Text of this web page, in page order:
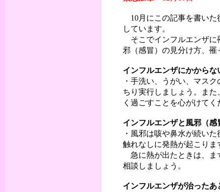
10月にこの記事を書いた
しています。
そこでインフルエンザに
邪（感冒）の見分け方、
インフルエンザにかからな
・手洗い、うがい、マス
ちり実行しましょう。ま
く過ごすことを心がけてく
インフルエンザと風邪（
・風邪は咳や鼻水が続い
触れなしに発熱が起こりま
急に熱が出たときは、ま
相談しましょう。
インフルエンザが治ったあ